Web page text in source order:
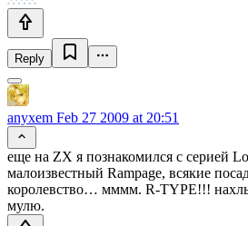
Reply
anyxem Feb 27 2009 at 20:51
еще на ZX я познакомился с серией
малоизвестный Rampage, всякие
королевство… мммм. R-TYPE!!!
мулю.